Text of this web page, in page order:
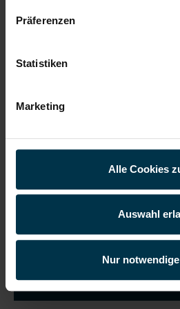
Präferenzen
Statistiken
Marketing
Alle Cookies
Auswahl
Nur
Datei 5
und willige ein, dass meine
Rahmen meiner Initiativbewerbung
Jahren verarbeitet werden dürfen.*
Job